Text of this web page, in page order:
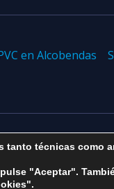
en Alcobendas
Alcoventana
tanto técnicas como
"Aceptar".